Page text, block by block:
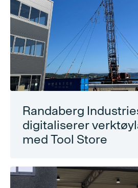
Randaberg
digitaliserer
med Tool Store